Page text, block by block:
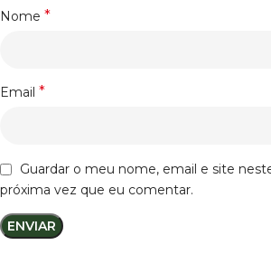
Nome *
Email *
Guardar o meu nome, email e site
próxima vez que eu comentar.